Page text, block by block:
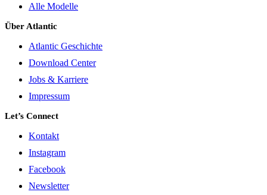
Alle Modelle
Über Atlantic
Atlantic Geschichte
Download Center
Jobs & Karriere
Impressum
Let’s Connect
Kontakt
Instagram
Facebook
Newsletter